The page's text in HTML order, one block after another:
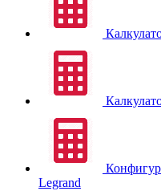
Legrand